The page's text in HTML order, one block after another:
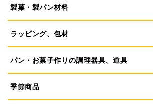
製菓・製パン材料
ラッピング、包材
パン・お菓子作りの調理器具、道具
季節商品